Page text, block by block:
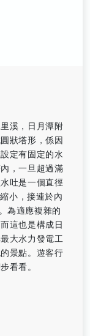
溪，日月潭附
狀塔形，係因
定有固定的水
，一旦超過滿
吐是一個直徑
小，接連於內
為適應複雜的
這也是構成日
大水力發電工
景點。遊客行
看看。